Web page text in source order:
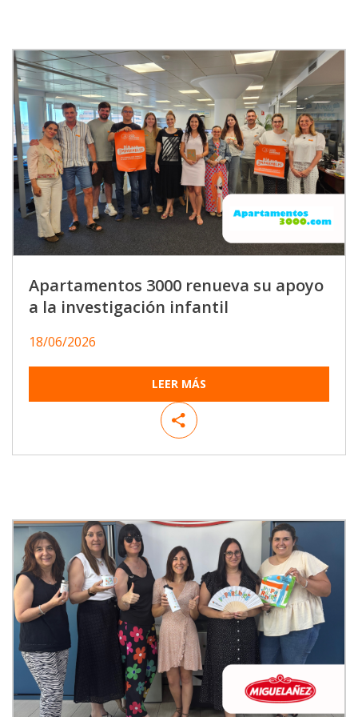
Apartamentos 3000 renueva su apoyo
a la investigación infantil
18/06/2026
LEER MÁS